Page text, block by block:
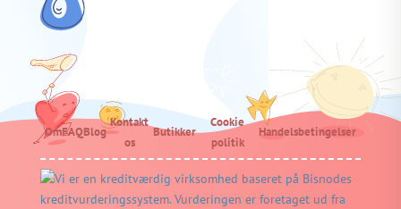
OmFAQBlog
Kontakt
os
Butikker
Cookie
politik
Handelsbetingelser